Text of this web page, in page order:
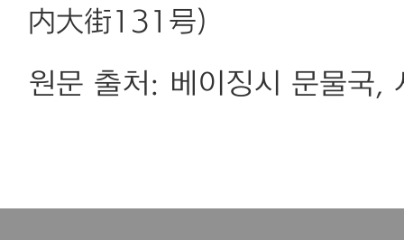
内大街131号)
원문 출처: 베이징시 문물국,